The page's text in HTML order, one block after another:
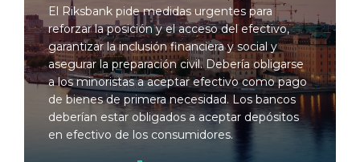
El Riksbank pide medidas urgentes para
reforzar la posición y el acceso del efectivo,
garantizar la inclusión financiera y social y
asegurar la preparación civil. Debería obligarse
a los minoristas a aceptar efectivo como pago
de bienes de primera necesidad. Los bancos
deberían estar obligados a aceptar depósitos
en efectivo de los consumidores.